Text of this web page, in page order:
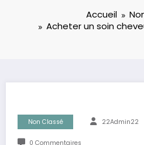
Accueil
Acheter un soin
Non Classé 22Admin22
0 Commentaires